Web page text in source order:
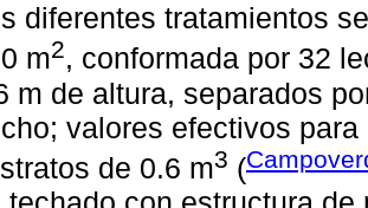
diferentes tratamientos
m2, conformada por 32
m de altura, separados
valores efectivos
de 0.6 m3 (